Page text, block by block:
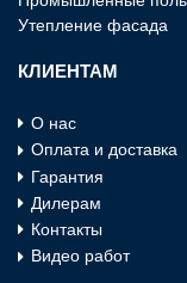
Утепление фасада
КЛИЕНТАМ
О нас
Оплата и доставка
Гарантия
Дилерам
Контакты
Видео работ